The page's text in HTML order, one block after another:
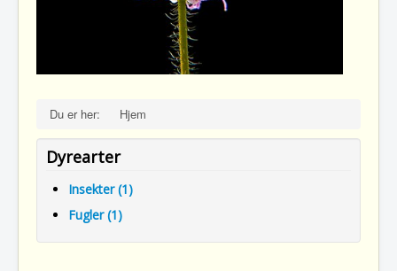
Du er her: Hjem
Dyrearter
Insekter (1)
Fugler (1)